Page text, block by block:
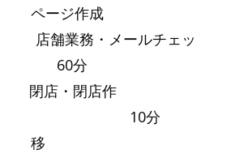
ページ作成
業務・メールチェッ
分
・閉店作
分
移